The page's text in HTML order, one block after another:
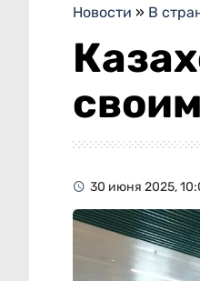
Новости » В
30 июня 2025,